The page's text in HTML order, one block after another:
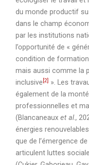
du monde productif
dans le champ
par les institutions
l’opportunité de «
condition de
mais aussi comme la
inclusive[2] ». Les
également de la
professionnelles et
(Blancaneauxet al.,
énergies
que de l’émergence
articulent luttes